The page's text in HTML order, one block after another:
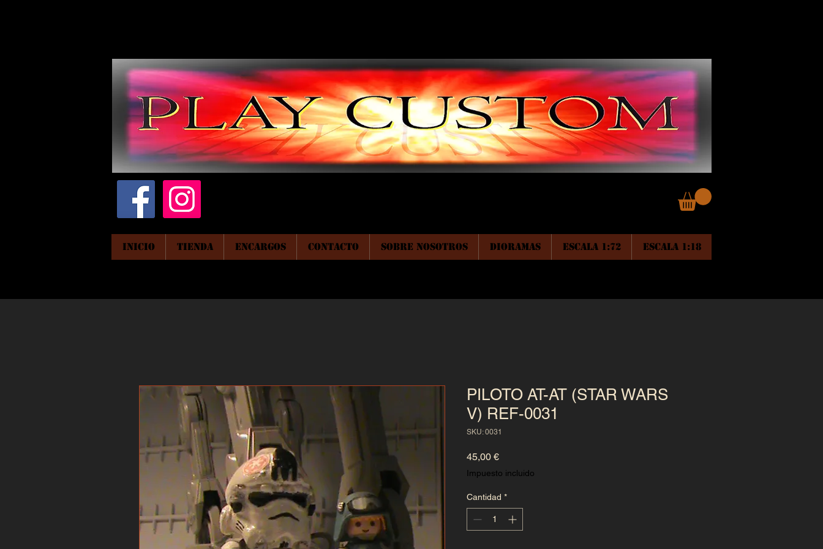
INICIO TIENDA ENCARGOS CONTACTO SOBRE NOSOTROS DIORAMAS ESCALA 1:72 ESCALA 1:18
PILOTO AT-AT (STAR WARS
V) REF-0031
SKU: 0031
45,00 €Precio
Impuesto incluido
Cantidad *